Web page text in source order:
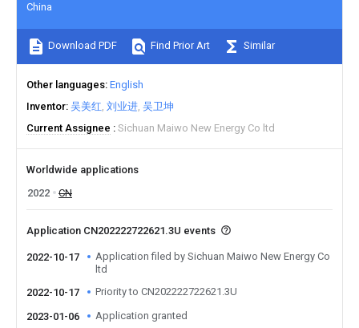
China
Download PDF Find Prior Art Similar
Other languages English
Inventor 吴美红 刘业进 吴卫坤
Current Assignee
Sichuan Maiwo New Energy Co ltd
Worldwide applications
2022
CN
Application CN202222722621.3U events
2022-10-17
Application filed by Sichuan Maiwo New Energy Co
ltd
2022-10-17
Priority to CN202222722621.3U
2023-01-06 Application granted